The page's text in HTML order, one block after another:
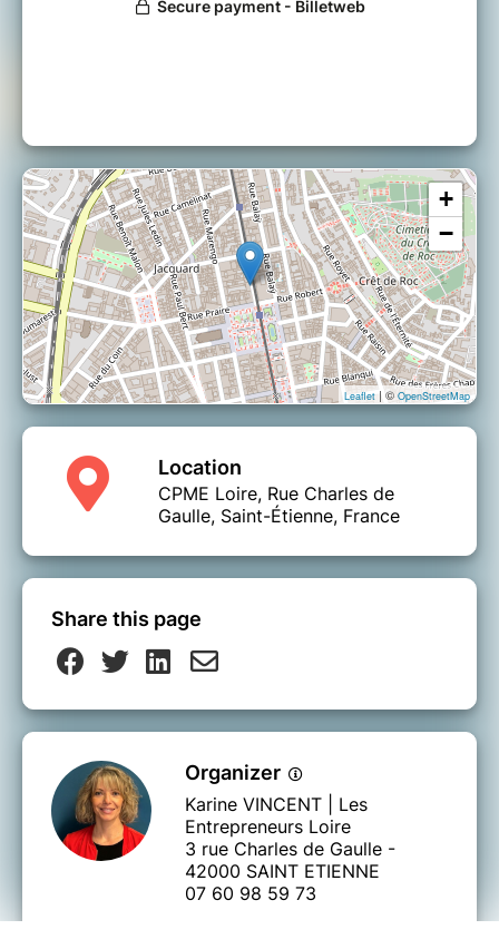
+
−
Leaflet | © OpenStreetMap
Location
CPME Loire, Rue Charles de
Gaulle, Saint-Étienne, France
Share this page
Organizer
Karine VINCENT | Les
Entrepreneurs Loire
3 rue Charles de Gaulle -
42000 SAINT ETIENNE
07 60 98 59 73